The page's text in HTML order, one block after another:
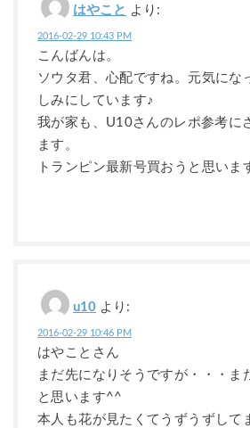
はやこと より:
2016-02-29 10:43 PM
こんばんは。
ソウタ君、心配ですね。元気にな
しみにしています♪
我が家も、U10さんのレポ参考に
ます。
トランピン最新号買おうと思いま
u10 より:
2016-02-29 10:46 PM
はやことさん
まだ先になりそうですが・・・ま
と思います^^
本人も花が見たくてうずうずして